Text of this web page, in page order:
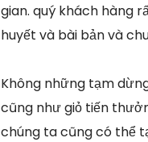
gian. quý khách hàng
huyết và bài bản và
Không những tạm
cũng như giỏ tiến
chúng ta cũng có thể